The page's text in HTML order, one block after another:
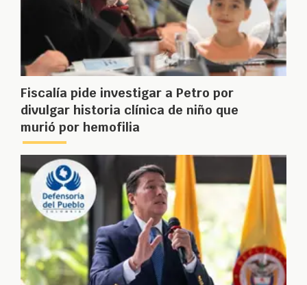
Fiscalía pide investigar a Petro por
divulgar historia clínica de niño que
murió por hemofilia